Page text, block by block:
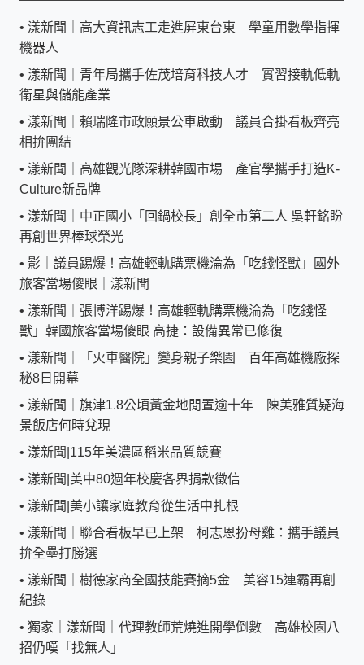
• 漾新聞｜高大資訊志工走進屏東台東 學童用數學指揮
機器人
• 漾新聞｜青年局攜手佐茂培育科技人才 實習接軌低軌
衛星與儲能產業
• 漾新聞｜賴瑞隆市政願景公車啟動 議員合掛看板齊亮
相拚團結
• 漾新聞｜高雄觀光隊深耕韓國市場 產官學攜手打造K-
Culture新品牌
• 漾新聞｜中正國小「回鍋校長」創全市第二人 吳軒銘盼
再創世界棒球榮光
• 影｜議員踢爆！高雄輕軌購票機淪為「吃錢怪獸」國外
旅客當場傻眼｜漾新聞
• 漾新聞｜張博洋踢爆！高雄輕軌購票機淪為「吃錢怪
獸」韓國旅客當場傻眼 高捷：設備異常已修復
• 漾新聞｜「火車醫院」變身親子樂園 百年高雄機廠探
秘8日開幕
• 漾新聞｜旗津1.8公頃黃金地閒置逾十年 陳美雅質疑海
景飯店何時兌現
• 漾新聞|115年美濃區稻米品質競賽
• 漾新聞|美中80週年校慶各界捐款徵信
• 漾新聞|美小讓家庭教育從生活中扎根
• 漾新聞｜聯合看板早已上架 柯志恩扮母雞：攜手議員
拚全壘打勝選
• 漾新聞｜樹德家商全國技能賽摘5金 美容15連霸再創
紀錄
• 獨家｜漾新聞｜代理教師荒燒進開學倒數 高雄校園八
招仍嘆「找無人」